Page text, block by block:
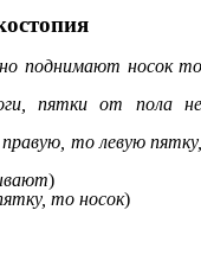
поднимают носок
пятки от пола
то левую
)
то носок)